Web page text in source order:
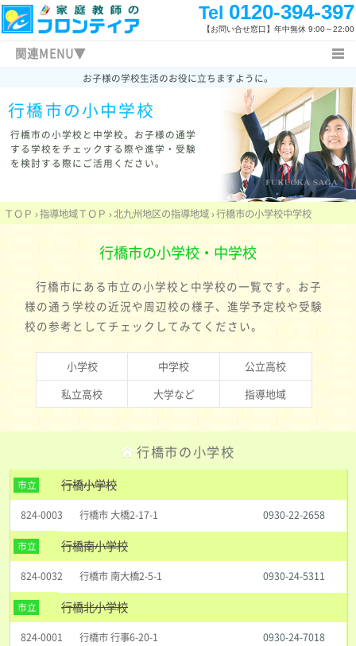
Tel 0120-394-397
【お問い合せ窓口】 年中無休 9:00～22:00
関連MENU▼
行橋市の家庭教師 指導コース
北九州の指導地域
指導地域
北九州の高校高専
北九州の大学など
ＴＯＰ
家庭教師日記
キャンペーン情報
特長と概要
料金システム
よくあるご質問
指導体制
指導内容
授業開始の流れ
家庭教師体験記
指導報告書
入試新着情報
福岡県の高校入試
勉強方法 関連キーワード
お子様の学校生活のお役に立ちますように。
行橋市の小中学校
行橋市の小学校と中学校。 お子様の通学
する学校をチェックする際や進学・受験
を検討する際にご活用ください。
ＴＯＰ ›指導地域ＴＯＰ ›北九州地区の指導地域›行橋市の小学校中学校
行橋市の小学校・中学校
行橋市にある市立の小学校と中学校の一覧です。お子
様の通う学校の近況や周辺校の様子、進学予定校や受験
校の参考としてチェックしてみてください。
小学校 中学校
公立高校
私立高校
大学など 指導地域
行橋市の小学校
市立 行橋小学校
824-0003 行橋市 大橋2-17-1 0930-22-2658
市立 行橋南小学校
824-0032 行橋市 南大橋2-5-1 0930-24-5311
市立 行橋北小学校
824-0001 行橋市 行事6-20-1 0930-24-7018